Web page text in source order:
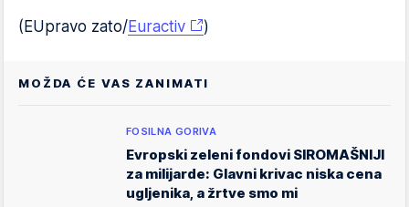
(EUpravo zato/Euractiv )
MOŽDA ĆE VAS ZANIMATI
FOSILNA GORIVA
Evropski zeleni fondovi SIROMAŠNIJI
za milijarde: Glavni krivac niska cena
ugljenika, a žrtve smo mi